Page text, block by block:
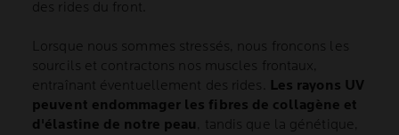
des rides du front.
Lorsque nous sommes stressés, nous froncons les
sourcils et contractons nos muscles frontaux,
entraînant éventuellement des rides.
Les rayons UV
peuvent endommager les fibres de collagène et
d'élastine de notre peau
, tandis que la génétique,